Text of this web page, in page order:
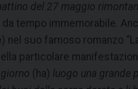
del 27 maggio
da tempo immemorabile.
nel suo famoso romanzo
particolare
giorno (ha) luogo una grande